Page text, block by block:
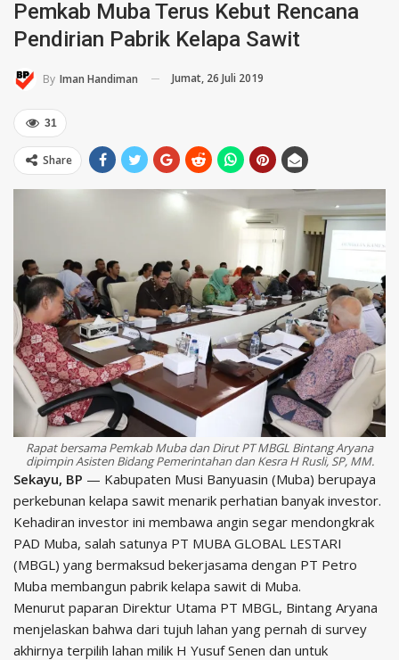
Pemkab Muba Terus Kebut Rencana
Pendirian Pabrik Kelapa Sawit
By Iman Handiman Jumat, 26 Juli 2019
31
Share
Rapat bersama Pemkab Muba dan Dirut PT MBGL Bintang Aryana
dipimpin Asisten Bidang Pemerintahan dan Kesra H Rusli, SP, MM.
Sekayu, BP — Kabupaten Musi Banyuasin (Muba) berupaya
perkebunan kelapa sawit menarik perhatian banyak investor.
Kehadiran investor ini membawa angin segar mendongkrak
PAD Muba, salah satunya PT MUBA GLOBAL LESTARI
(MBGL) yang bermaksud bekerjasama dengan PT Petro
Muba membangun pabrik kelapa sawit di Muba.
Menurut paparan Direktur Utama PT MBGL, Bintang Aryana
menjelaskan bahwa dari tujuh lahan yang pernah di survey
akhirnya terpilih lahan milik H Yusuf Senen dan untuk